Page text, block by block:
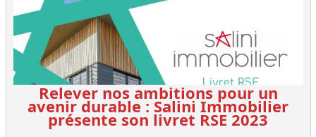
Relever nos ambitions pour un
avenir durable : Salini Immobilier
présente son livret RSE 2023